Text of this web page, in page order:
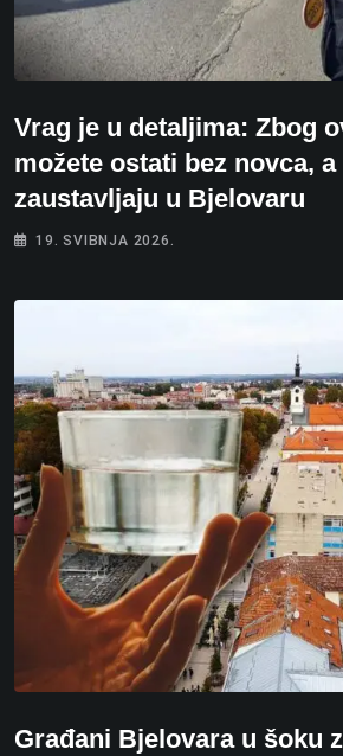
Vrag je u detaljima: Zbog
možete ostati bez novca,
zaustavljaju u Bjelovaru
19. SVIBNJA 2026.
Građani Bjelovara u šoku